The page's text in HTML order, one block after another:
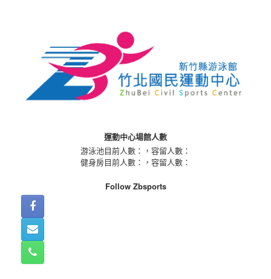
運動中心場館人數
游泳池目前人數：
，容留人數：
健身房目前人數：
，容留人數：
Follow Zbsports